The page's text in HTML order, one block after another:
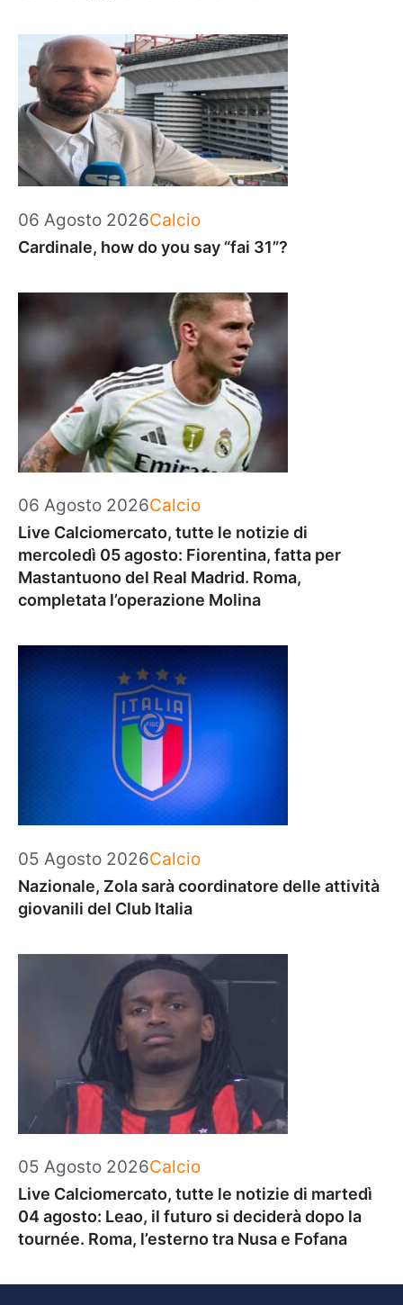
06 Agosto 2026Categorie
Calcio
Cardinale, how do you say “fai 31”?
06 Agosto 2026Categorie
Calcio
Live Calciomercato, tutte le notizie di
mercoledì 05 agosto: Fiorentina, fatta per
Mastantuono del Real Madrid. Roma,
completata l’operazione Molina
05 Agosto 2026Categorie
Calcio
Nazionale, Zola sarà coordinatore delle attività
giovanili del Club Italia
05 Agosto 2026Categorie
Calcio
Live Calciomercato, tutte le notizie di martedì
04 agosto: Leao, il futuro si deciderà dopo la
tournée. Roma, l’esterno tra Nusa e Fofana